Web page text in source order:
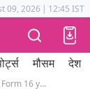
Tak Astrotak
09, 2026 | 12:45 IST
मौसम देश
Has your company not issued Form 16 yet? Will your ITR filing get stuck?